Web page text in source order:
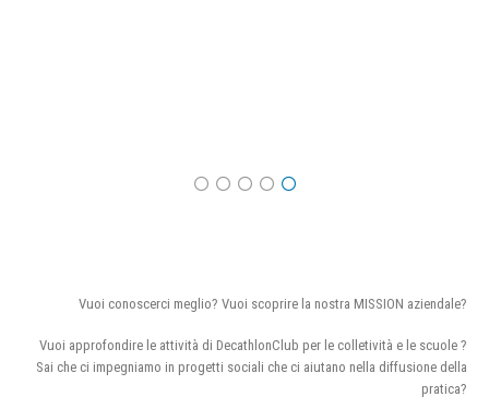
Vuoi conoscerci meglio? Vuoi scoprire la nostra MISSION aziendale?
Vuoi approfondire le attività di DecathlonClub per le colletività e le scuole ?
Sai che ci impegniamo in progetti sociali che ci aiutano nella diffusione della
pratica?